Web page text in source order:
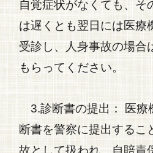
自覚症状がなくても、そ
は遅くとも翌日には医療
受診し、人身事故の場合
もらってください。
3.診断書の提出：
医療
断書を警察に提出するこ